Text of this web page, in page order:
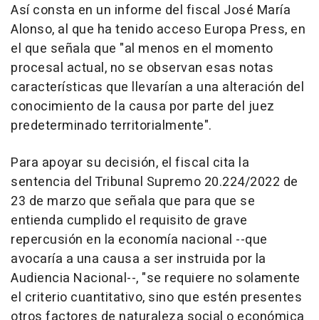
Así consta en un informe del fiscal José María
Alonso, al que ha tenido acceso Europa Press, en
el que señala que "al menos en el momento
procesal actual, no se observan esas notas
características que llevarían a una alteración del
conocimiento de la causa por parte del juez
predeterminado territorialmente".
Para apoyar su decisión, el fiscal cita la
sentencia del Tribunal Supremo 20.224/2022 de
23 de marzo que señala que para que se
entienda cumplido el requisito de grave
repercusión en la economía nacional --que
avocaría a una causa a ser instruida por la
Audiencia Nacional--, "se requiere no solamente
el criterio cuantitativo, sino que estén presentes